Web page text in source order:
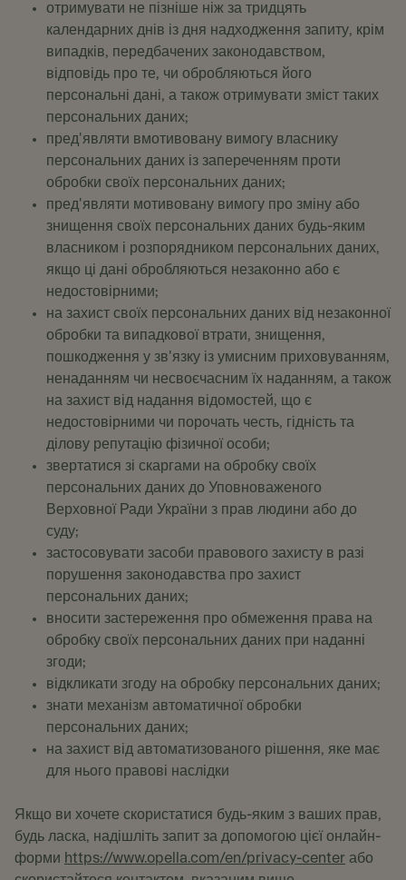
отримувати не пізніше ніж за тридцять
календарних днів із дня надходження запиту, крім
випадків, передбачених законодавством,
відповідь про те, чи обробляються його
персональні дані, а також отримувати зміст таких
персональних даних;
пред'являти вмотивовану вимогу власнику
персональних даних із запереченням проти
обробки своїх персональних даних;
пред'являти мотивовану вимогу про зміну або
знищення своїх персональних даних будь-яким
власником і розпорядником персональних даних,
якщо ці дані обробляються незаконно або є
недостовірними;
на захист своїх персональних даних від незаконної
обробки та випадкової втрати, знищення,
пошкодження у зв'язку із умисним приховуванням,
ненаданням чи несвоєчасним їх наданням, а також
на захист від надання відомостей, що є
недостовірними чи порочать честь, гідність та
ділову репутацію фізичної особи;
звертатися зі скаргами на обробку своїх
персональних даних до Уповноваженого
Верховної Ради України з прав людини або до
суду;
застосовувати засоби правового захисту в разі
порушення законодавства про захист
персональних даних;
вносити застереження про обмеження права на
обробку своїх персональних даних при наданні
згоди;
відкликати згоду на обробку персональних даних;
знати механізм автоматичної обробки
персональних даних;
на захист від автоматизованого рішення, яке має
для нього правові наслідки
Якщо ви хочете скористатися будь-яким з ваших прав,
будь ласка, надішліть запит за допомогою цієї онлайн-
форми https://www.opella.com/en/privacy-center або